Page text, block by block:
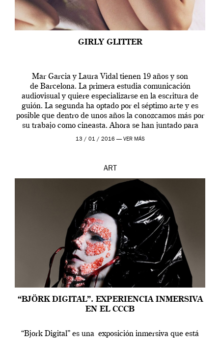
GIRLY GLITTER
Mar Garcia y Laura Vidal tienen 19 años y son
de Barcelona. La primera estudia comunicación
audiovisual y quiere especializarse en la escritura de
guión. La segunda ha optado por el séptimo arte y es
posible que dentro de unos años la conozcamos más por
su trabajo como cineasta. Ahora se han juntado para
contarnos una […]
13 / 01 / 2016 — VER MÁS
ART
“BJÖRK DIGITAL”. EXPERIENCIA INMERSIVA
EN EL CCCB
“Bjork Digital” es una exposición inmersiva que está